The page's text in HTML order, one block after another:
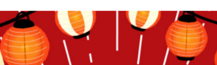
ク
1件〜39件（全39件）